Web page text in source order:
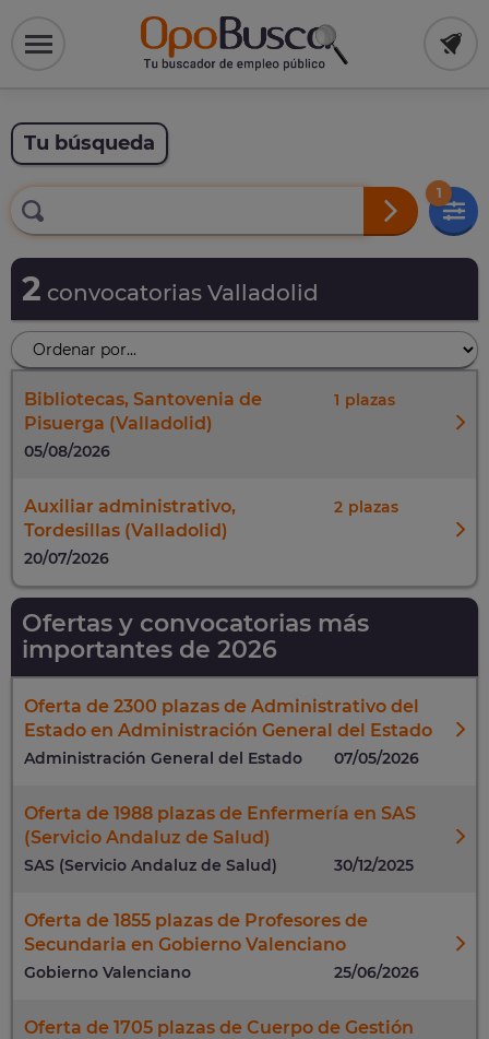
Tu búsqueda
1
2 convocatorias Valladolid
Bibliotecas, Santovenia de
Pisuerga (Valladolid)
1
05/08/2026
Auxiliar administrativo,
Tordesillas (Valladolid)
2
20/07/2026
Ofertas y convocatorias más
importantes de 2026
Oferta de 2300 plazas de Administrativo del
Estado en Administración General del Estado
Administración General del Estado 07/05/2026
Oferta de 1988 plazas de Enfermería en SAS
(Servicio Andaluz de Salud)
SAS (Servicio Andaluz de Salud) 30/12/2025
Oferta de 1855 plazas de Profesores de
Secundaria en Gobierno Valenciano
Gobierno Valenciano 25/06/2026
Oferta de 1705 plazas de Cuerpo de Gestión